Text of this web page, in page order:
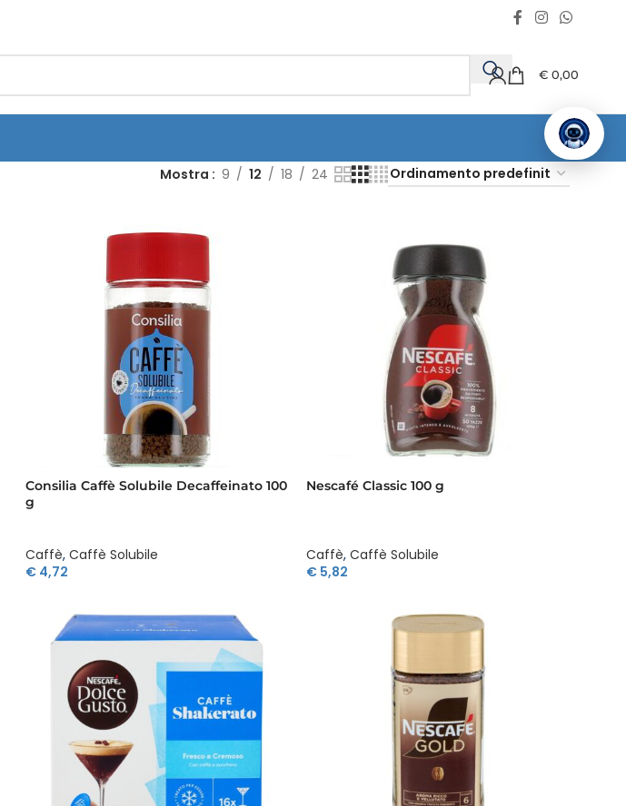
€ 0,00
Mostra 9 12 18 24
Consilia Caffè Solubile Decaffeinato 100
g
Caffè, Caffè Solubile
€4,72
Nescafé Classic 100 g
Caffè, Caffè Solubile
€ 5,82